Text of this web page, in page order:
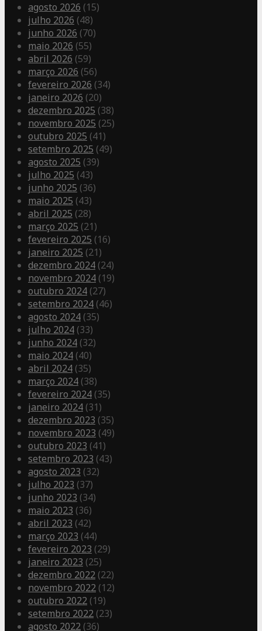
agosto 2026 (15)
julho 2026 (48)
junho 2026 (70)
maio 2026 (55)
abril 2026 (59)
março 2026 (56)
fevereiro 2026 (34)
janeiro 2026 (20)
dezembro 2025 (38)
novembro 2025 (25)
outubro 2025 (41)
setembro 2025 (49)
agosto 2025 (39)
julho 2025 (43)
junho 2025 (36)
maio 2025 (43)
abril 2025 (28)
março 2025 (21)
fevereiro 2025 (16)
janeiro 2025 (21)
dezembro 2024 (24)
novembro 2024 (19)
outubro 2024 (27)
setembro 2024 (46)
agosto 2024 (35)
julho 2024 (33)
junho 2024 (32)
maio 2024 (40)
abril 2024 (35)
março 2024 (38)
fevereiro 2024 (35)
janeiro 2024 (31)
dezembro 2023 (35)
novembro 2023 (49)
outubro 2023 (41)
setembro 2023 (43)
agosto 2023 (32)
julho 2023 (37)
junho 2023 (34)
maio 2023 (36)
abril 2023 (42)
março 2023 (44)
fevereiro 2023 (29)
janeiro 2023 (25)
dezembro 2022 (22)
novembro 2022 (12)
outubro 2022 (19)
setembro 2022 (23)
agosto 2022 (36)